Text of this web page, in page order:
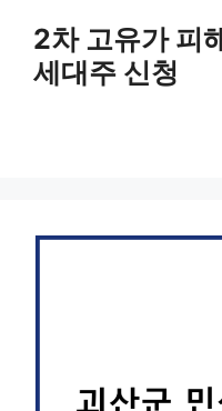
2차 고유가 피
세대주 신청